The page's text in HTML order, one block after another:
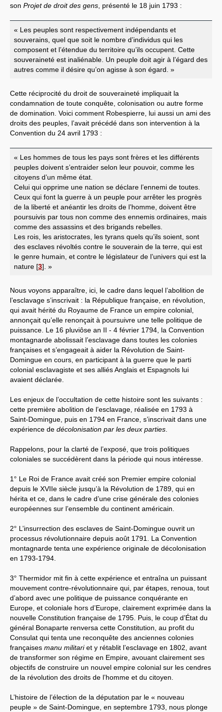
son Projet de droit des gens , présenté le 18 juin 1793 :
« Les peuples sont respectivement indépendants et
souverains, quel que soit le nombre d’individus qui les
composent et l’étendue du territoire qu’ils occupent. Cette
souveraineté est inaliénable. Un peuple doit agir à l’égard des
autres comme il désire qu’on agisse à son égard. »
Cette réciprocité du droit de souveraineté impliquait la
condamnation de toute conquête, colonisation ou autre forme
de domination. Voici comment Robespierre, lui aussi un ami des
droits des peuples, l’avait précédé dans son intervention à la
Convention du 24 avril 1793 :
« Les hommes de tous les pays sont frères et les différents
peuples doivent s’entraider selon leur pouvoir, comme les
citoyens d’un même état.
Celui qui opprime une nation se déclare l’ennemi de toutes.
Ceux qui font la guerre à un peuple pour arrêter les progrès
de la liberté et anéantir les droits de l’homme, doivent être
poursuivis par tous non comme des ennemis ordinaires, mais
comme des assassins et des brigands rebelles.
Les rois, les aristocrates, les tyrans quels qu’ils soient, sont
des esclaves révoltés contre le souverain de la terre, qui est
le genre humain, et contre le législateur de l’univers qui est la
nature [3] . »
Nous voyons apparaître, ici, le cadre dans lequel l’abolition de
l’esclavage s’inscrivait : la République française, en révolution,
qui avait hérité du Royaume de France un empire colonial,
annonçait qu’elle renonçait à poursuivre une telle politique de
puissance. Le 16 pluviôse an II - 4 février 1794, la Convention
montagnarde abolissait l’esclavage dans toutes les colonies
françaises et s’engageait à aider la Révolution de Saint-
Domingue en cours, en participant à la guerre que le parti
colonial esclavagiste et ses alliés Anglais et Espagnols lui
avaient déclarée.
Les enjeux de l’occultation de cette histoire sont les suivants :
cette première abolition de l’esclavage, réalisée en 1793 à
Saint-Domingue, puis en 1794 en France, s’inscrivait dans une
expérience de décolonisation par les deux parties
Rappelons, pour la clarté de l’exposé, que trois politiques
coloniales se succédèrent dans la période qui nous intéresse.
1° Le Roi de France avait créé son Premier empire colonial
depuis le XVIIe siècle jusqu’à la Révolution de 1789, qui en
hérita et ce, dans le cadre d’une crise générale des colonies
européennes sur l’ensemble du continent américain.
2° L’insurrection des esclaves de Saint-Domingue ouvrit un
processus révolutionnaire depuis août 1791. La Convention
montagnarde tenta une expérience originale de décolonisation
en 1793-1794.
3° Thermidor mit fin à cette expérience et entraîna un puissant
mouvement contre-révolutionnaire qui, par étapes, renoua, tout
d’abord avec une politique de puissance conquérante en
Europe, et coloniale hors d’Europe, clairement exprimée dans la
nouvelle Constitution française de 1795. Puis, le coup d’État du
général Bonaparte renversa cette Constitution, au profit du
Consulat qui tenta une reconquête des anciennes colonies
françaises manu militariet y rétablit l’esclavage en 1802, avant
de transformer son régime en Empire, avouant clairement ses
objectifs de construire un nouvel empire colonial sur les cendres
de la révolution des droits de l’homme et du citoyen.
L’histoire de l’élection de la députation par le « nouveau
peuple » de Saint-Domingue, en septembre 1793, nous plonge